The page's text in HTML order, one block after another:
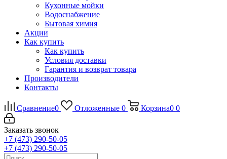
Кухонные мойки
Водоснабжение
Бытовая химия
Акции
Как купить
Как купить
Условия доставки
Гарантия и возврат товара
Производители
Контакты
Сравнение0 Отложенные 0 Корзина0 0
Заказать звонок
+7 (473) 290-50-05
+7 (473) 290-50-05